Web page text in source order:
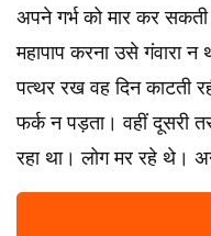
अपने गर्भ को मार कर
महापाप करना उसे गंवारा
पत्थर रख वह दिन काटती
फर्क न पड़ता। वहीं दूसरी
रहा था। लोग मर रहे थे।